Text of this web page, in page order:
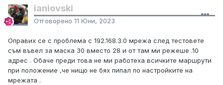
ianiovski
Отговорено 11 Юни, 2023
Оправих се с проблема с 192.168.3.0 мрежа след тестовете
съм въвел за маска 30 вместо 28 и от там ми режеше .10
адрес . Обаче преди това не ми работеха всичките маршрути
при положение ,че нищо не бях пипал по настройките на
мрежата .